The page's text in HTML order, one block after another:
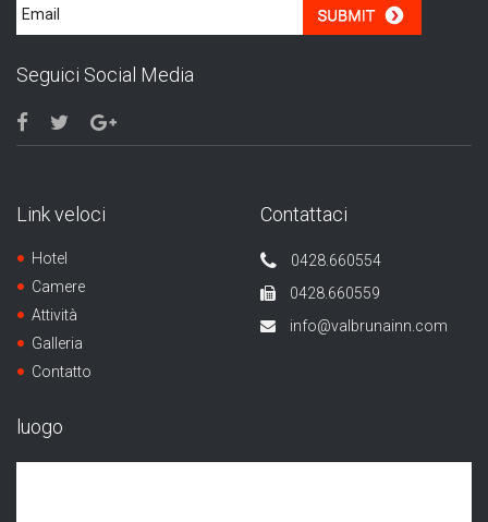
Seguici Social Media
Link veloci
Hotel
Camere
Attività
Galleria
Contatto
Contattaci
0428.660554
0428.660559
info@valbrunainn.com
luogo